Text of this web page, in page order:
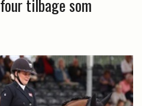
tilbage som